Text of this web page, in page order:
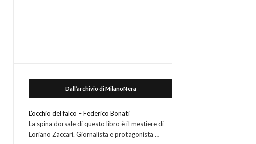
Dall’archivio di MilanoNera
L’occhio del falco – Federico Bonati
La spina dorsale di questo libro è il mestiere di
Loriano Zaccari. Giornalista e protagonista …